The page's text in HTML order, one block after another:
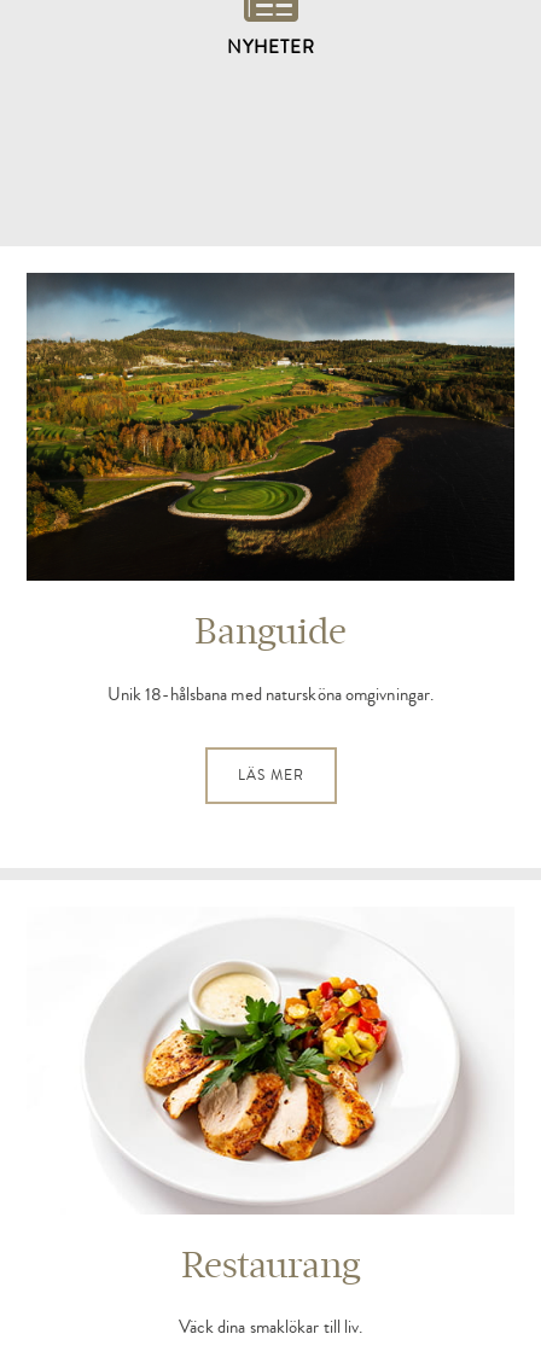
NYHETER
Banguide
Unik 18-hålsbana med natursköna omgivningar.
LÄS MER
Restaurang
Väck dina smaklökar till liv.